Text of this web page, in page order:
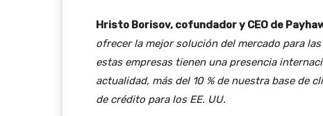
Hristo Borisov, cofundador y CEO de
ofrecer la mejor solución del mercado para
estas empresas tienen una presencia
actualidad, más del 10 % de nuestra base de
de crédito para los EE. UU.